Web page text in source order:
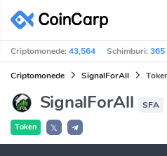
Criptomonede:43,564 Schimburi:365
Criptomonede SignalForAll
SignalForAll SFA
Token 𝕏